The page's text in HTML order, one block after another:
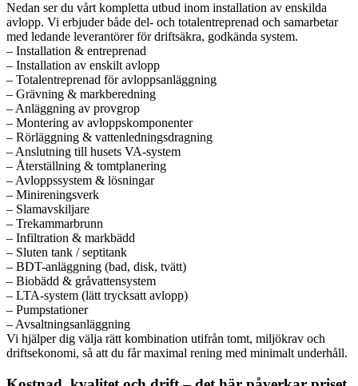
Nedan ser du vårt kompletta utbud inom installation av enskilda
avlopp. Vi erbjuder både del- och totalentreprenad och samarbetar
med ledande leverantörer för driftsäkra, godkända system.
– Installation & entreprenad
– Installation av enskilt avlopp
– Totalentreprenad för avloppsanläggning
– Grävning & markberedning
– Anläggning av provgrop
– Montering av avloppskomponenter
– Rörläggning & vattenledningsdragning
– Anslutning till husets VA-system
– Återställning & tomtplanering
– Avloppssystem & lösningar
– Minireningsverk
– Slamavskiljare
– Trekammarbrunn
– Infiltration & markbädd
– Sluten tank / septitank
– BDT-anläggning (bad, disk, tvätt)
– Biobädd & gråvattensystem
– LTA-system (lätt trycksatt avlopp)
– Pumpstationer
– Avsaltningsanläggning
Vi hjälper dig välja rätt kombination utifrån tomt, miljökrav och
driftsekonomi, så att du får maximal rening med minimalt underhåll.